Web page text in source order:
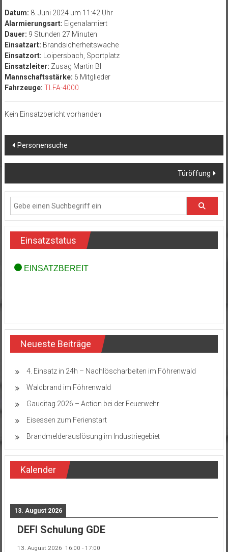
Datum: 8. Juni 2024 um 11:42 Uhr
Alarmierungsart: Eigenalamiert
Dauer: 9 Stunden 27 Minuten
Einsatzart: Brandsicherheitswache
Einsatzort: Loipersbach, Sportplatz
Einsatzleiter: Zusag Martin BI
Mannschaftsstärke: 6 Mitglieder
Fahrzeuge: TLFA-4000
Kein Einsatzbericht vorhanden
Beitragsnavigation
Personensuche
Türöffung
Einsatzstatus
Neueste Beiträge
4. Einsatz in 24h – Nachlöscharbeiten im Föhrenwald
Waldbrand im Föhrenwald
Gauditag 2026 – Action bei der Feuerwehr
Eisessen zum Ferienstart
Brandmelderauslösung im Industriegebiet
Kalender
13. August 2026
DEFI Schulung GDE
13. August 2026 16:00 - 17:00